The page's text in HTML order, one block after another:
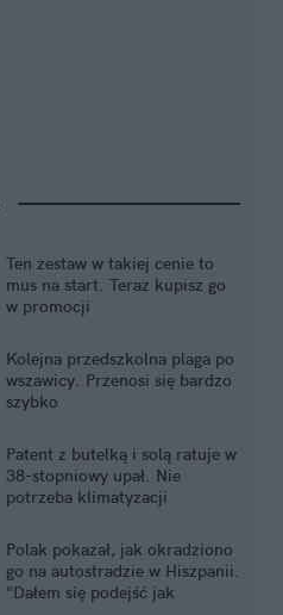
Ten zestaw w takiej cenie to
mus na start. Teraz kupisz go
w promocji
Kolejna przedszkolna plaga po
wszawicy. Przenosi się bardzo
szybko
Patent z butelką i solą ratuje w
38-stopniowy upał. Nie
potrzeba klimatyzacji
Polak pokazał, jak okradziono
go na autostradzie w Hiszpanii.
"Dałem się podejść jak